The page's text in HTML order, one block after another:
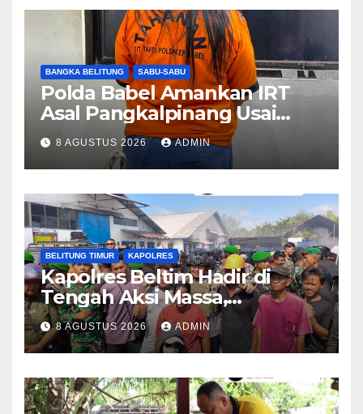
BANGKA BELITUNG SABU-SABU
Polda Babel Amankan IRT
Asal Pangkalpinang Usai
Kedapatan Miliki Sabu
8 AGUSTUS 2026 ADMIN
BELITUNG TIMUR KAPOLRES
Kapolres Beltim Hadir di
Tengah Aksi Massa,
Kedepankan Pendekatan
Humanis dan Jembatani
Aspirasi Masyarakat
8 AGUSTUS 2026 ADMIN